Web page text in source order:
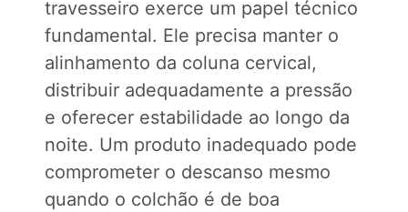
travesseiro exerce um papel técnico
fundamental. Ele precisa manter o
alinhamento da coluna cervical,
distribuir adequadamente a pressão
e oferecer estabilidade ao longo da
noite. Um produto inadequado pode
comprometer o descanso mesmo
quando o colchão é de boa